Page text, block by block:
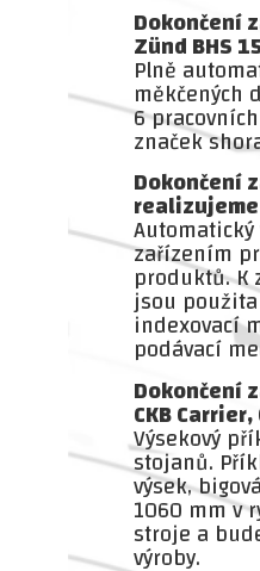
Dokončení
Zünd BHS
Plně
měkčených
6
značek
Dokončení
zařízením
produktů.
jsou
indexovací
podávací
Dokončení
CKB
Výsekový
stojanů.
výsek,
1060 mm v
stroje a
výroby.